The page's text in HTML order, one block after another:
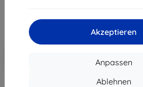
Akzeptieren
Anpassen
Ablehnen
ohne MWSt